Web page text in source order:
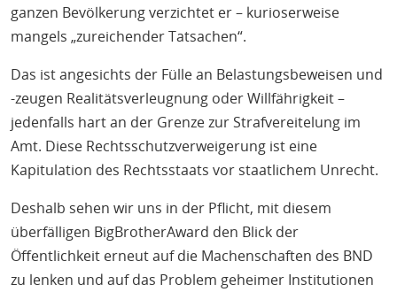
ganzen Bevölkerung verzichtet er – kurioserweise
mangels „zureichender Tatsachen“.
Das ist angesichts der Fülle an Belastungsbeweisen und
-zeugen Realitätsverleugnung oder Willfährigkeit –
jedenfalls hart an der Grenze zur Strafvereitelung im
Amt. Diese Rechtsschutzverweigerung ist eine
Kapitulation des Rechtsstaats vor staatlichem Unrecht.
Deshalb sehen wir uns in der Pflicht, mit diesem
überfälligen BigBrotherAward den Blick der
Öffentlichkeit erneut auf die Machenschaften des BND
zu lenken und auf das Problem geheimer Institutionen